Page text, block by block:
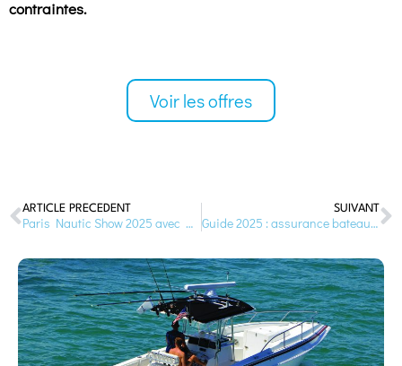
contraintes.
Voir les offres
ARTICLE PRÉCÉDENT
Paris Nautic Show 2025 avec Nauticoncept
SUIVANT
Guide 2025 : assurance bateau et couverture Liberty Pass